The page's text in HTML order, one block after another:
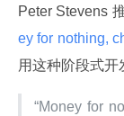
Peter Stevens
ey for nothing,
用这种阶段式开
“Money for